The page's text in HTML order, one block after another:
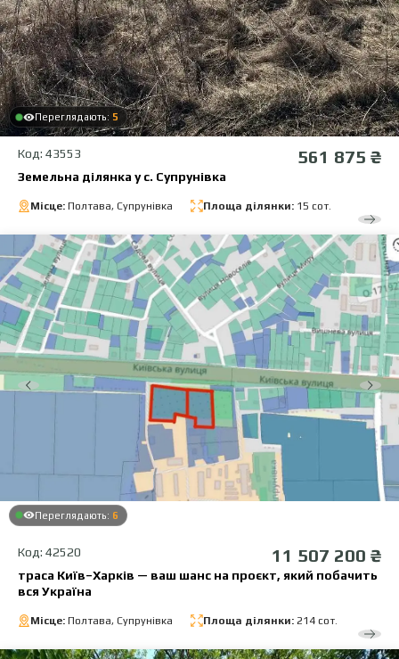
Переглядають: 5
Код: 43553 561 875 ₴
Земельна ділянка у с. Супрунівка
Місце: Полтава, Супрунівка Площа ділянки: 15 сот.
Переглядають: 6
Код: 42520 11 507 200 ₴
траса Київ–Харків — ваш шанс на проєкт, який побачить
вся Україна
Місце: Полтава, Супрунівка Площа ділянки: 214 сот.